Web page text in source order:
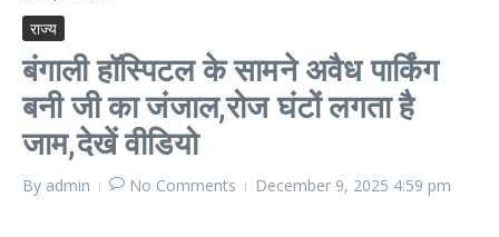
राज्य
बंगाली हॉस्पिटल के सामने अवैध पार्किंग
बनी जी का जंजाल,रोज घंटों लगता है
जाम,देखें वीडियो
By admin No Comments December 9, 2025 4:59 pm